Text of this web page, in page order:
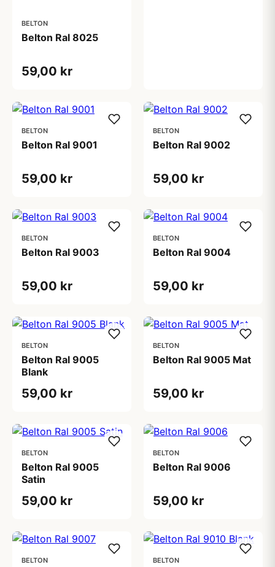
BELTON
Belton Ral 8025
59,00 kr
BELTON
Belton Ral 9001
59,00 kr
BELTON
Belton Ral 9002
59,00 kr
BELTON
Belton Ral 9003
59,00 kr
BELTON
Belton Ral 9004
59,00 kr
BELTON
Belton Ral 9005
Blank
59,00 kr
BELTON
Belton Ral 9005 Mat
59,00 kr
BELTON
Belton Ral 9005
Satin
59,00 kr
BELTON
Belton Ral 9006
59,00 kr
BELTON BELTON